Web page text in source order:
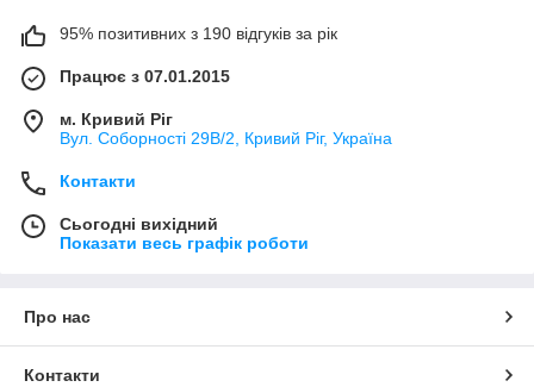
95% позитивних з 190 відгуків за рік
Працює з 07.01.2015
м. Кривий Ріг
Вул. Соборності 29В/2, Кривий Ріг, Україна
Контакти
Сьогодні вихідний
Показати весь графік роботи
Про нас
Контакти